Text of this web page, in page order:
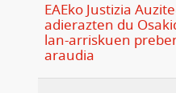
EAEko Justizia
adierazten du
lan-arriskuen
araudia